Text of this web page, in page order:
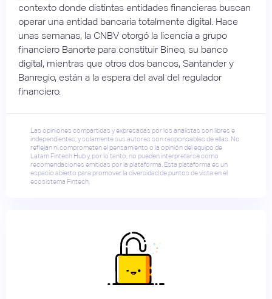
contexto donde distintas entidades financieras buscan
operar una entidad bancaria totalmente digital. Hace
unas semanas, la CNBV otorgó la licencia a grupo
financiero Banorte para constituir Bineo, su banco
digital, mientras que otros dos bancos, Santander y
Banregio, están a la espera del aval del regulador
financiero.
Las opiniones compartidas y expresadas por los analistas son libres e
independientes, y solamente sus autores son responsables de ellas. No
reflejan ni comprometen el pensamiento o la opinión del equipo de
Latam Fintech Hub y, por lo tanto, no pueden interpretarse como
recomendaciones emitidas por la plataforma. Esta plataforma es un
espacio abierto para promover la diversidad de puntos de vista en el
ecosistema Fintech.